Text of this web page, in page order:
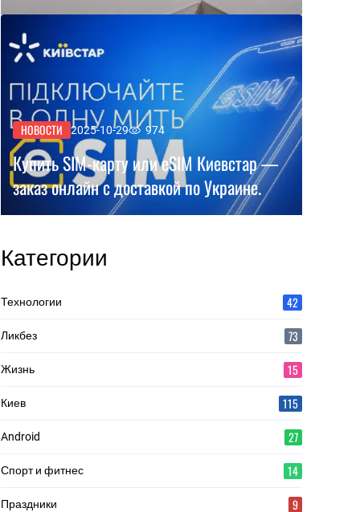
НОВОСТИ 2025-10-29 974
Купить SIM-карту или eSIM Киевстар —
заказ онлайн с доставкой по Украине.
Категории
Технологии 42
Ликбез 73
Жизнь 15
Киев 115
Android 27
Спорт и фитнес 14
Праздники 9